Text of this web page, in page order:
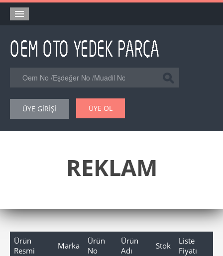
Orjinal Yedek Parça
Eşdeğer Muadil Yedek Parça
Şase Numarası VIN Yedekparça Sorgulama
Hakkımızda
ÜYE GİRİŞİ ÜYE OL
REKLAM
Ürün
Resmi
Marka
Ürün
No
Ürün
Adı
Stok
Liste
Fiyatı